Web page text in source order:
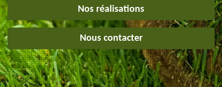
Nos réalisations
Nous contacter